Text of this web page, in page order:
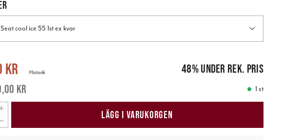
cool ice 55 1st ex kvar
:449,00 kr
kr
kr
Historik 48%under rek. pris
1 st
LÄGG I VARUKORGEN